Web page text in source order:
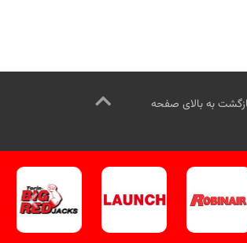
به بالای صفحه